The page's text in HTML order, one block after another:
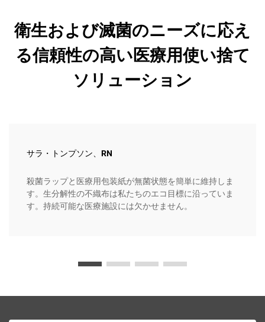
衛生および滅菌のニーズに応え
る信頼性の高い医療用使い捨て
ソリューション
サラ・トンプソン、RN
殺菌ラップと医療用包装紙が無菌状態を簡単に維持しま
す。生分解性の不織布は私たちのエコ目標に沿っていま
す。持続可能な医療施設には欠かせません。